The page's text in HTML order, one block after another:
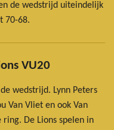
de wedstrijd uiteindelijk
70-68.
VU20
wedstrijd. Lynn Peters
Van Vliet en ook Van
De Lions spelen in